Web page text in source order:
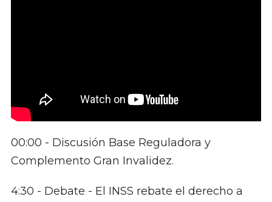
00:00​ - Discusión Base Reguladora y
Complemento Gran Invalidez.
4:30​ - Debate - El INSS rebate el derecho a